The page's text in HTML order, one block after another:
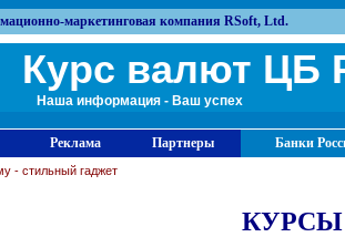
маркетинговая компания RSoft, Ltd.
валют ЦБ
Наша информация - Ваш успех
Реклама Партнеры Банки
- стильный гаджет